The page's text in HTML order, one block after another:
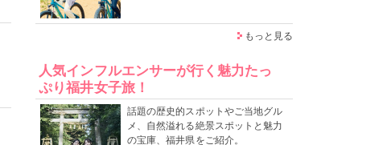
もっと見る
人気インフルエンサーが行く魅力たっ
ぷり福井女子旅！
話題の歴史的スポットやご当地グル
メ、自然溢れる絶景スポットと魅力
の宝庫、福井県をご紹介。